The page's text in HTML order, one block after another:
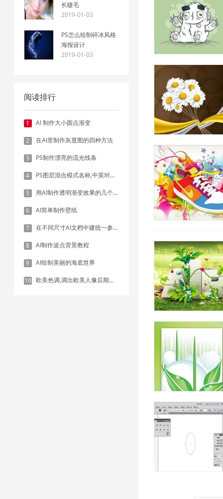
长睫毛
2019-01-03
PS怎么绘制碎冰风格
海报设计
2019-01-03
阅读排行
1 AI 制作大小圆点渐变
2 在AI里制作灰度图的四种方法
3 PS制作漂亮的流光线条
4 PS图层混合模式名称,中英对照表
5 用AI制作透明渐变效果的几个方法
6 AI简单制作壁纸
7 在不同尺寸AI文档中建统一参考线 - 方法1：对齐和分布
8 AI制作波点背景教程
9 AI绘制美丽的海底世界
10 欧美色调,调出欧美人像后期色调实例
2019/1/16 14:23:59